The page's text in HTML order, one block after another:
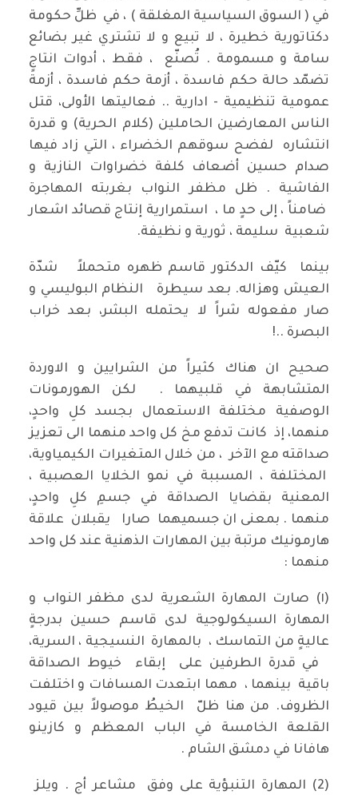
في ( السوق السياسية المغلقة ) ، في ظلِّ حكومة
دكتاتورية خطيرة ، لا تبيع و لا تشتري غير بضائع
سامة و مسمومة . تُصنّع ، فقط ، أدوات انتاجٍ
تضمّد حالة حكم فاسدة ، أزمة حكم فاسدة ، أزمة
عمومية تنظيمية - ادارية .. فعاليتها الأولى، قتل
الناس المعارضين الحاملين (كلام الحرية) و قدرة
انتشاره لفضح سوقهم الخضراء ، التي زاد فيها
صدام حسين أضعاف كلفة خضراوات النازية و
الفاشية . ظل مظفر النواب بغربته المهاجرة
ضامناً ، إلى حدٍ ما ، استمرارية إنتاج قصائد اشعار
شعبية سليمة ، ثورية و نظيفة.
بينما كيّف الدكتور قاسم ظهره متحملاً شدّة
العيش وهزاله. بعد سيطرة النظام البوليسي و
صار مفعوله شراً لا يحتمله البشر، بعد خراب
البصرة ..!
صحيح ان هناك كثيراً من الشرايين و الاوردة
المتشابهة في قلبيهما . لكن الهورمونات
الوصفية مختلفة الاستعمال بجسد كلِ واحدٍ،
منهما، إذ كانت تدفع مخ كل واحد منهما الى تعزيز
صداقته مع الآخر ، من خلال المتغيرات الكيمياوية،
المختلفة ، المسببة في نمو الخلايا العصبية ،
المعنية بقضايا الصداقة في جسمِ كلِ واحدٍ،
منهما . بمعنى ان جسميهما صارا يقبلان علاقة
هارمونيك مرتبة بين المهارات الذهنية عند كل واحد
منهما :
(١) صارت المهارة الشعرية لدى مظفر النواب و
المهارة السيكولوجية لدى قاسم حسين بدرجةٍ
عاليةٍ من التماسك ، بالمهارة النسيجية ، السرية،
في قدرة الطرفين على إبقاء خيوط الصداقة
باقية بينهما ، مهما ابتعدت المسافات و اختلفت
الظروف. من هنا ظلّ الخيطُ موصولاً بين قيود
القلعة الخامسة في الباب المعظم و كازينو
هافانا في دمشق الشام .
(2) المهارة التنبؤية على وفق مشاعر أج . ويلز